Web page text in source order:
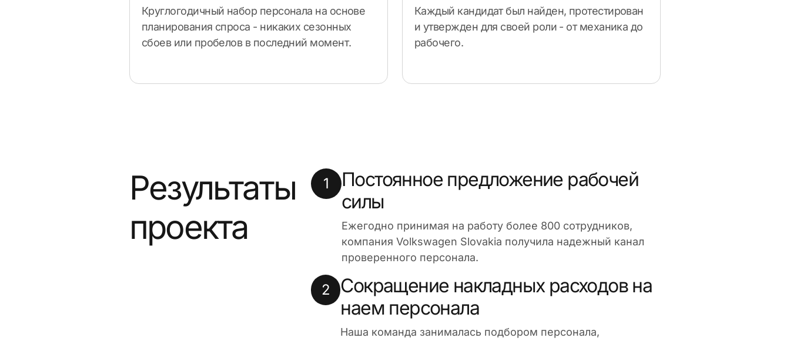
Круглогодичный набор персонала на основе
планирования спроса - никаких сезонных
сбоев или пробелов в последний момент.
Каждый кандидат был найден, протестирован
и утвержден для своей роли - от механика до
рабочего.
Результаты
проекта
1
Постоянное предложение рабочей
силы
Ежегодно принимая на работу более 800 сотрудников,
компания Volkswagen Slovakia получила надежный канал
проверенного персонала.
2
Сокращение накладных расходов на
наем персонала
Наша команда занималась подбором персонала,